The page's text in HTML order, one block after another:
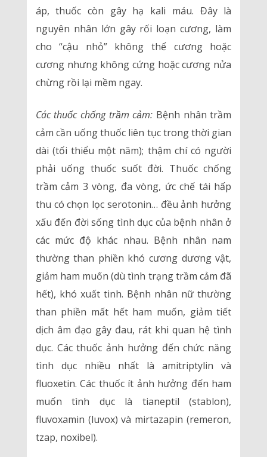
áp, thuốc còn gây hạ kali máu. Đây là
nguyên nhân lớn gây rối loạn cương, làm
cho “cậu nhỏ” không thể cương hoặc
cương nhưng không cứng hoặc cương nửa
chừng rồi lại mềm ngay.
Các thuốc chống trầm cảm: Bệnh nhân trầm
cảm cần uống thuốc liên tục trong thời gian
dài (tối thiểu một năm); thậm chí có người
phải uống thuốc suốt đời. Thuốc chống
trầm cảm 3 vòng, đa vòng, ức chế tái hấp
thu có chọn lọc serotonin… đều ảnh hưởng
xấu đến đời sống tình dục của bệnh nhân ở
các mức độ khác nhau. Bệnh nhân nam
thường than phiền khó cương dương vật,
giảm ham muốn (dù tình trạng trầm cảm đã
hết), khó xuất tinh. Bệnh nhân nữ thường
than phiền mất hết ham muốn, giảm tiết
dịch âm đạo gây đau, rát khi quan hệ tình
dục. Các thuốc ảnh hưởng đến chức năng
tình dục nhiều nhất là amitriptylin và
fluoxetin. Các thuốc ít ảnh hưởng đến ham
muốn tình dục là tianeptil (stablon),
fluvoxamin (luvox) và mirtazapin (remeron,
tzap, noxibel).